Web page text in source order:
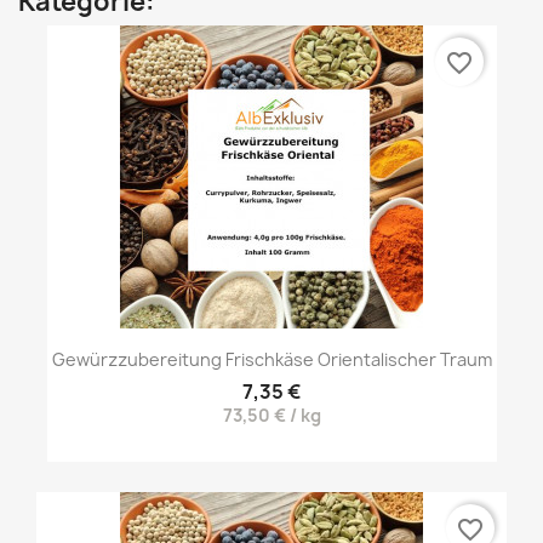
Gewürzzubereitung Frischkäse Orientalischer Traum
7,35 €
73,50 € / kg
favorite_border
favorite_border